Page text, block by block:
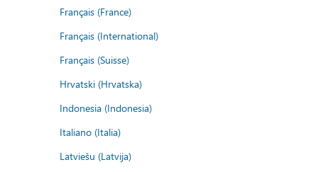
Français (France)
Français (International)
Français (Suisse)
Hrvatski (Hrvatska)
Indonesia (Indonesia)
Italiano (Italia)
Latviešu (Latvija)